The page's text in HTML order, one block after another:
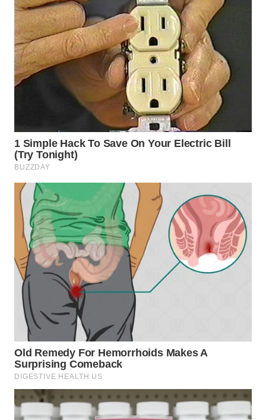
WN
NATUNA
WN
BINTAN
WN
LIKUPANG
WN
LABUANBAJO
WN
BORNEO
Wahana
Media
Group
WAHANA
NEWS
WAHANA
TANI
WAHANA